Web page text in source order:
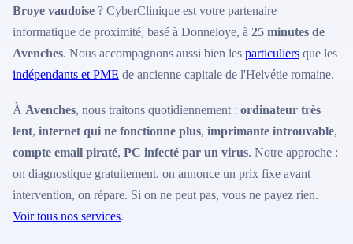
Broye vaudoise ? CyberClinique est votre partenaire
informatique de proximité, basé à Donneloye, à 25 minutes de
Avenches. Nous accompagnons aussi bien les particuliers que les
indépendants et PME de ancienne capitale de l'Helvétie romaine.
À Avenches, nous traitons quotidiennement : ordinateur très
lent, internet qui ne fonctionne plus, imprimante introuvable,
compte email piraté, PC infecté par un virus. Notre approche :
on diagnostique gratuitement, on annonce un prix fixe avant
intervention, on répare. Si on ne peut pas, vous ne payez rien.
Voir tous nos services.